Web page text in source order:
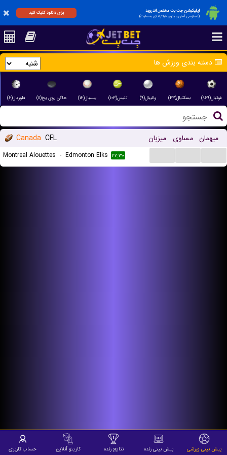
اپلیکیشن جت بت مختص اندروید
(دسترسی آسان و بدون فیلترشکن به سایت)
برای دانلود کلیک کنید
دسته بندی ورزش ها
فوتبال(۹۶۹) بسکتبال(۴۳) والیبال(۹) تنیس(۱۰۳) بیسبال(۱۶) هاکی روی یخ(۱۱) فلوربال(۶)
Canada CFL میزبان مساوی میهمان
Montreal Alouettes - Edmonton Elks ۲۲:۳۰
پیش بینی ورزشی پیش بینی زنده نتایج زنده کازینو آنلاین حساب کاربری